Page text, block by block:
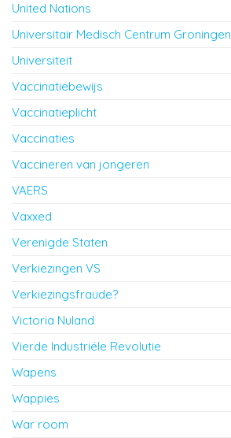
United Nations
Universitair Medisch Centrum Groningen
Universiteit
Vaccinatiebewijs
Vaccinatieplicht
Vaccinaties
Vaccineren van jongeren
VAERS
Vaxxed
Verenigde Staten
Verkiezingen VS
Verkiezingsfraude?
Victoria Nuland
Vierde Industriële Revolutie
Wapens
Wappies
War room